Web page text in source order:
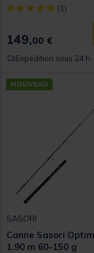
[object Object] out of
(1)
149,00 €
Expédition sous 24 h
NOUVEAU
SASORI
Canne Sasori
1.90 m 60-150 g